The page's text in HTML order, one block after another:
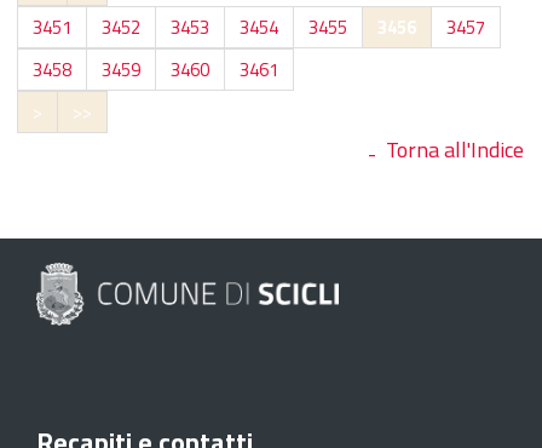
3451
3452 3453 3454 3455 3456
3457
3458
3459 3460
3461
>
>>
Torna all'Indice